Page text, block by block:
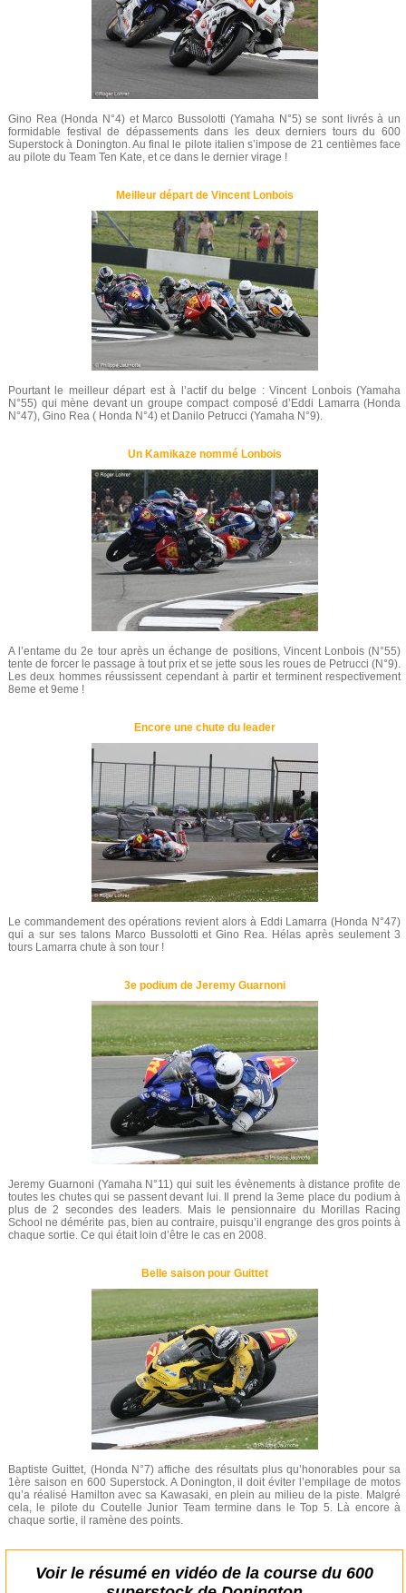
Gino Rea (Honda N°4) et Marco Bussolotti (Yamaha N°5) se sont livrés à un
formidable festival de dépassements dans les deux derniers tours du 600
Superstock à Donington. Au final le pilote italien s’impose de 21 centièmes face
au pilote du Team Ten Kate, et ce dans le dernier virage !
Meilleur départ de Vincent Lonbois
Pourtant le meilleur départ est à l’actif du belge : Vincent Lonbois (Yamaha
N°55) qui mène devant un groupe compact composé d’Eddi Lamarra (Honda
N°47), Gino Rea ( Honda N°4) et Danilo Petrucci (Yamaha N°9).
Un Kamikaze nommé Lonbois
A l’entame du 2e tour après un échange de positions, Vincent Lonbois (N°55)
tente de forcer le passage à tout prix et se jette sous les roues de Petrucci (N°9).
Les deux hommes réussissent cependant à partir et terminent respectivement
8eme et 9eme !
Encore une chute du leader
Le commandement des opérations revient alors à Eddi Lamarra (Honda N°47)
qui a sur ses talons Marco Bussolotti et Gino Rea. Hélas après seulement 3
tours Lamarra chute à son tour !
3e podium de Jeremy Guarnoni
Jeremy Guarnoni (Yamaha N°11) qui suit les évènements à distance profite de
toutes les chutes qui se passent devant lui. Il prend la 3eme place du podium à
plus de 2 secondes des leaders. Mais le pensionnaire du Morillas Racing
School ne démérite pas, bien au contraire, puisqu’il engrange des gros points à
chaque sortie. Ce qui était loin d’être le cas en 2008.
Belle saison pour Guittet
Baptiste Guittet, (Honda N°7) affiche des résultats plus qu’honorables pour sa
1ère saison en 600 Superstock. A Donington, il doit éviter l’empilage de motos
qu’a réalisé Hamilton avec sa Kawasaki, en plein au milieu de la piste. Malgré
cela, le pilote du Coutelle Junior Team termine dans le Top 5. Là encore à
chaque sortie, il ramène des points.
Voir le résumé en vidéo de la course du 600